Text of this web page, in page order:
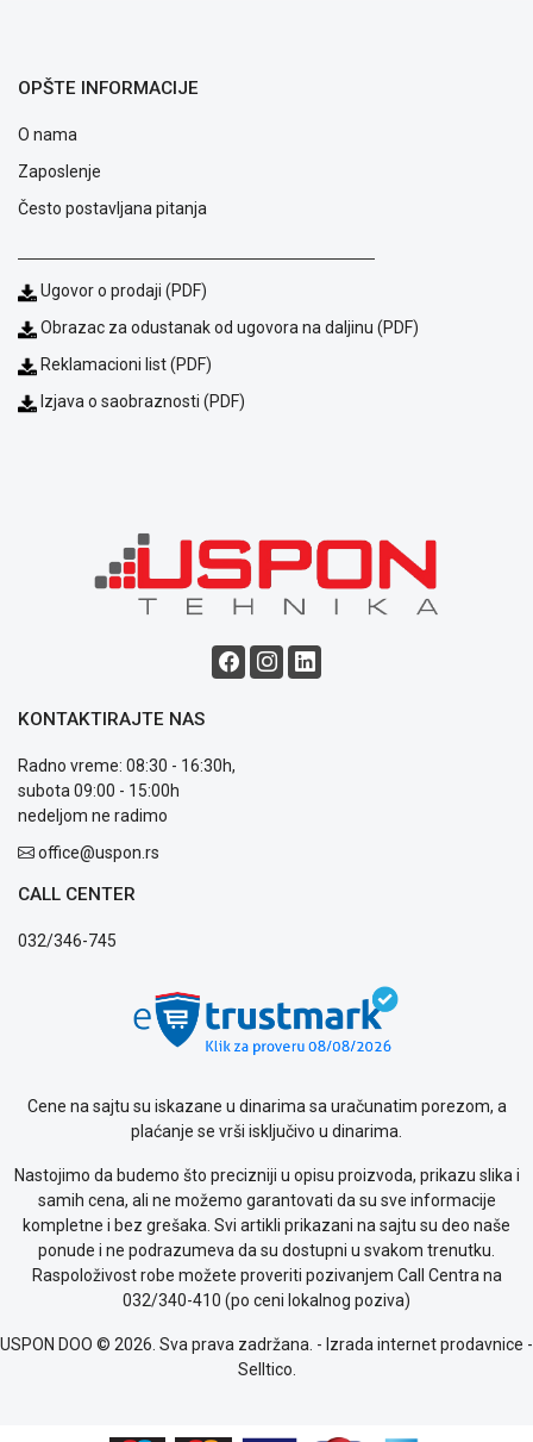
OPŠTE INFORMACIJE
O nama
Zaposlenje
Često postavljana pitanja
Ugovor o prodaji (PDF)
Obrazac za odustanak od ugovora na daljinu (PDF)
Reklamacioni list (PDF)
Izjava o saobraznosti (PDF)
KONTAKTIRAJTE NAS
Radno vreme: 08:30 - 16:30h,
subota 09:00 - 15:00h
nedeljom ne radimo
office@uspon.rs
CALL CENTER
032/346-745
Cene na sajtu su iskazane u dinarima sa uračunatim porezom, a
plaćanje se vrši isključivo u dinarima.
Nastojimo da budemo što precizniji u opisu proizvoda, prikazu slika i
samih cena, ali ne možemo garantovati da su sve informacije
kompletne i bez grešaka. Svi artikli prikazani na sajtu su deo naše
ponude i ne podrazumeva da su dostupni u svakom trenutku.
Raspoloživost robe možete proveriti pozivanjem Call Centra na
032/340-410 (po ceni lokalnog poziva)
USPON DOO © 2026. Sva prava zadržana. - Izrada internet prodavnice -
Selltico.